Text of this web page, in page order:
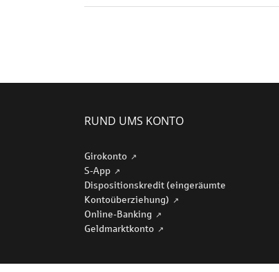
RUND UMS KONTO
Girokonto
S-App
Dispositionskredit (eingeräumte
Kontoüberziehung)
Online-Banking
Geldmarktkonto